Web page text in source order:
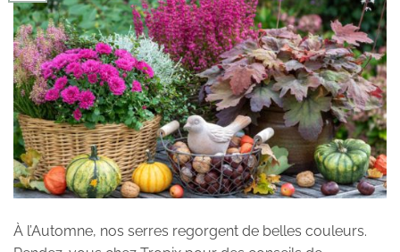
À l’Automne, nos serres regorgent de belles couleurs.